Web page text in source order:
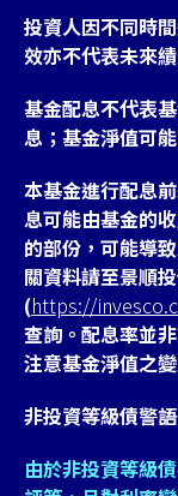
投資人因不同時
效亦不代表未來
基金配息不代表
息；基金淨值可
本基金進行配息
息可能由基金的
的部份，可能導
關資料請至景順
(https://
查詢。配息率並
注意基金淨值之變
非投資等級債警語
由於非投資等級